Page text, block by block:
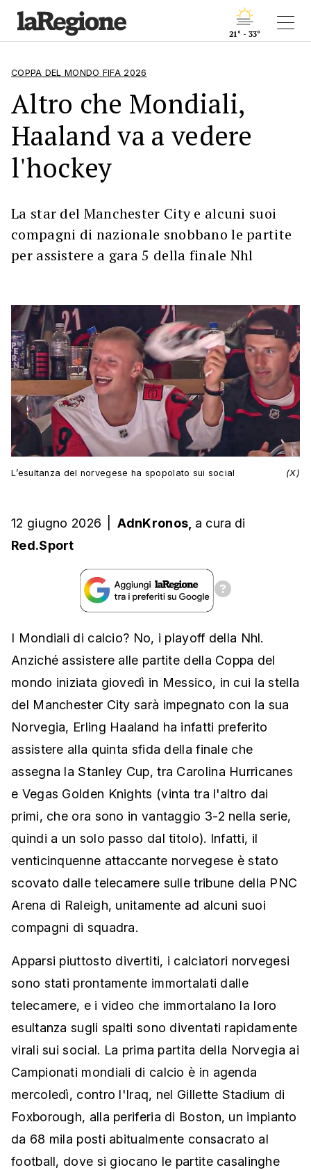
21° - 33°
COPPA DEL MONDO FIFA 2026
Altro che Mondiali,
Haaland va a vedere
l'hockey
La star del Manchester City e alcuni suoi
compagni di nazionale snobbano le partite
per assistere a gara 5 della finale Nhl
L’esultanza del norvegese ha spopolato sui social (X)
12 giugno 2026 AdnKronos, a cura di
Red.Sport
I Mondiali di calcio? No, i playoff della Nhl.
Anziché assistere alle partite della Coppa del
mondo iniziata giovedì in Messico, in cui la stella
del Manchester City sarà impegnato con la sua
Norvegia, Erling Haaland ha infatti preferito
assistere alla quinta sfida della finale che
assegna la Stanley Cup, tra Carolina Hurricanes
e Vegas Golden Knights (vinta tra l'altro dai
primi, che ora sono in vantaggio 3-2 nella serie,
quindi a un solo passo dal titolo). Infatti, il
venticinquenne attaccante norvegese è stato
scovato dalle telecamere sulle tribune della PNC
Arena di Raleigh, unitamente ad alcuni suoi
compagni di squadra.
Apparsi piuttosto divertiti, i calciatori norvegesi
sono stati prontamente immortalati dalle
telecamere, e i video che immortalano la loro
esultanza sugli spalti sono diventati rapidamente
virali sui social. La prima partita della Norvegia ai
Campionati mondiali di calcio è in agenda
mercoledì, contro l'Iraq, nel Gillette Stadium di
Foxborough, alla periferia di Boston, un impianto
da 68 mila posti abitualmente consacrato al
football, dove si giocano le partite casalinghe